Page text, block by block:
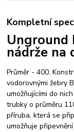
Kompletní
Unground
nádrže na
Průměr - 400.
vodorovnými žebry
umožňujícími do
trubky o průměru
příruba, která se
umožňuje